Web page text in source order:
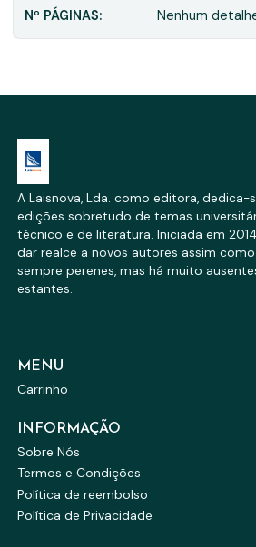
Nº PÁGINAS: Nenhum
A Laisnova, Lda. como editora,
edições sobretudo de temas
técnico e de literatura. Iniciada em
dar realce a novos autores assim
sempre perenes, mas há muito
estantes.
MENU
Carrinho
INFORMAÇÃO
Sobre Nós
Termos e Condições
Política de reembolso
Política de Privacidade